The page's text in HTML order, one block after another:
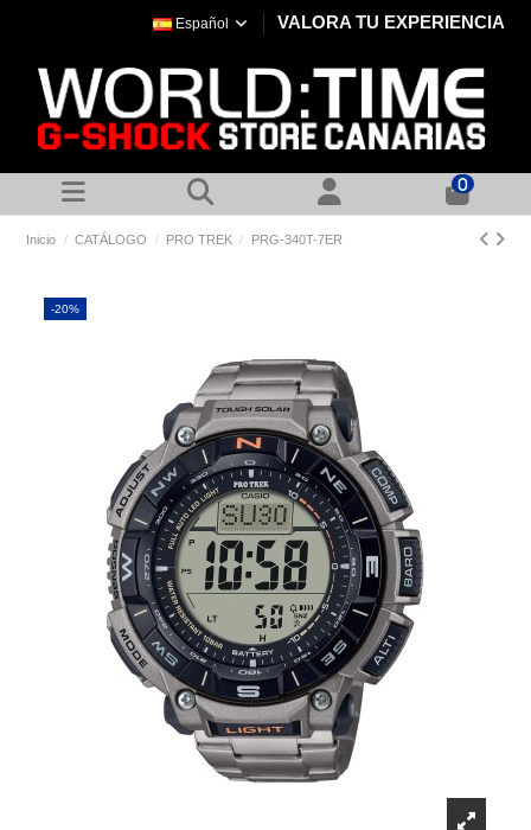
Español VALORA TU EXPERIENCIA
0
Inicio CATÁLOGO PRO TREK PRG-340T-7ER
-20%